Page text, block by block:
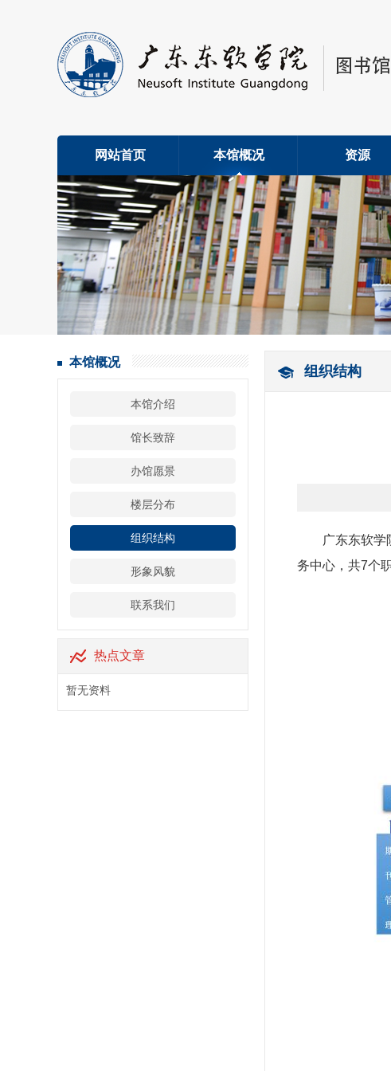
网站首页 本馆概况 资源
本馆概况
本馆介绍
馆长致辞
办馆愿景
楼层分布
组织结构
形象风貌
联系我们
热点文章
暂无资料
组织结构
广东东软
务中心，共7个